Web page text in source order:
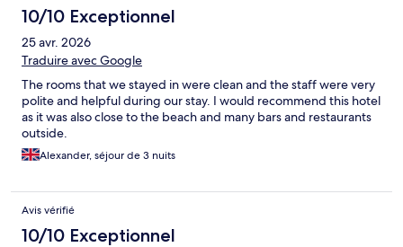
10/10 Exceptionnel
25 avr. 2026
Traduire avec Google
The rooms that we stayed in were clean and the staff were very
polite and helpful during our stay. I would recommend this hotel
as it was also close to the beach and many bars and restaurants
outside.
Alexander, séjour de 3 nuits
Avis vérifié
10/10 Exceptionnel